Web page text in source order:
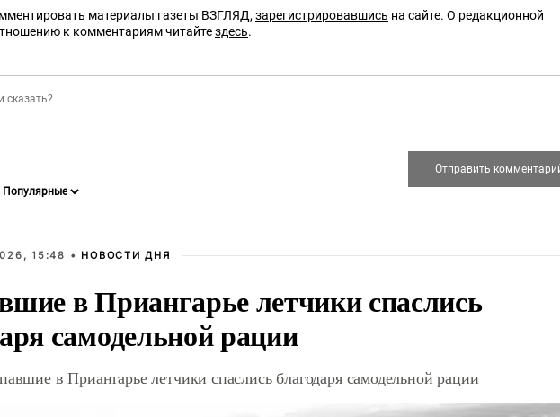
материалы газеты ВЗГЛЯД, зарегистрировавшись на сайте. О редакционной
к комментариям читайтездесь.
15:48 • НОВОСТИ ДНЯ
в Приангарье летчики спаслись
самодельной рации
в Приангарье летчики спаслись благодаря самодельной рации